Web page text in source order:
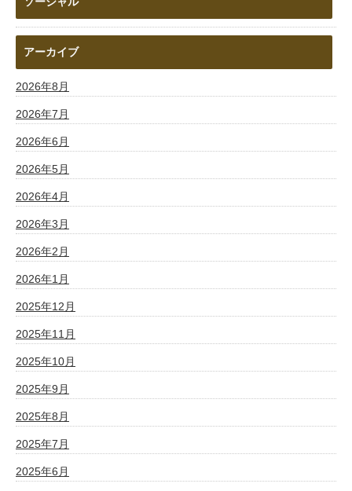
アーカイブ
2026年8月
2026年7月
2026年6月
2026年5月
2026年4月
2026年3月
2026年2月
2026年1月
2025年12月
2025年11月
2025年10月
2025年9月
2025年8月
2025年7月
2025年6月